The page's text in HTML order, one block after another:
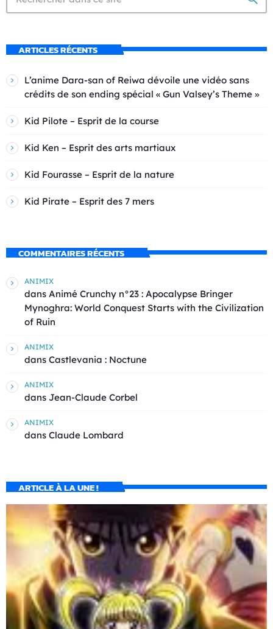
ARTICLES RÉCENTS
L’anime Dara-san of Reiwa dévoile une vidéo sans
crédits de son ending spécial « Gun Valsey’s Theme »
Kid Pilote – Esprit de la course
Kid Ken – Esprit des arts martiaux
Kid Fourasse – Esprit de la nature
Kid Pirate – Esprit des 7 mers
COMMENTAIRES RÉCENTS
ANIMIX
dans Animé Crunchy n°23 : Apocalypse Bringer
Mynoghra: World Conquest Starts with the Civilization
of Ruin
ANIMIX
dans Castlevania : Noctune
ANIMIX
dans Jean-Claude Corbel
ANIMIX
dans Claude Lombard
ARTICLE À LA UNE !